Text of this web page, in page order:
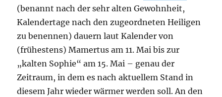
(benannt nach der sehr alten Gewohnheit,
Kalendertage nach den zugeordneten Heiligen
zu benennen) dauern laut Kalender von
(frühestens) Mamertus am 11. Mai bis zur
„kalten Sophie“ am 15. Mai – genau der
Zeitraum, in dem es nach aktuellem Stand in
diesem Jahr wieder wärmer werden soll. An den